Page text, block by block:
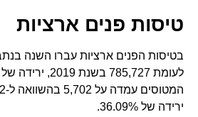
טיסות פנים ארציות
ירידה של 36.09%.